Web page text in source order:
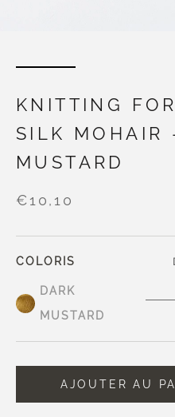
KNITTING
SILK MOHAIR
MUSTARD
€10,10
COLORIS
DARK
MUSTARD
AJOUTER AU